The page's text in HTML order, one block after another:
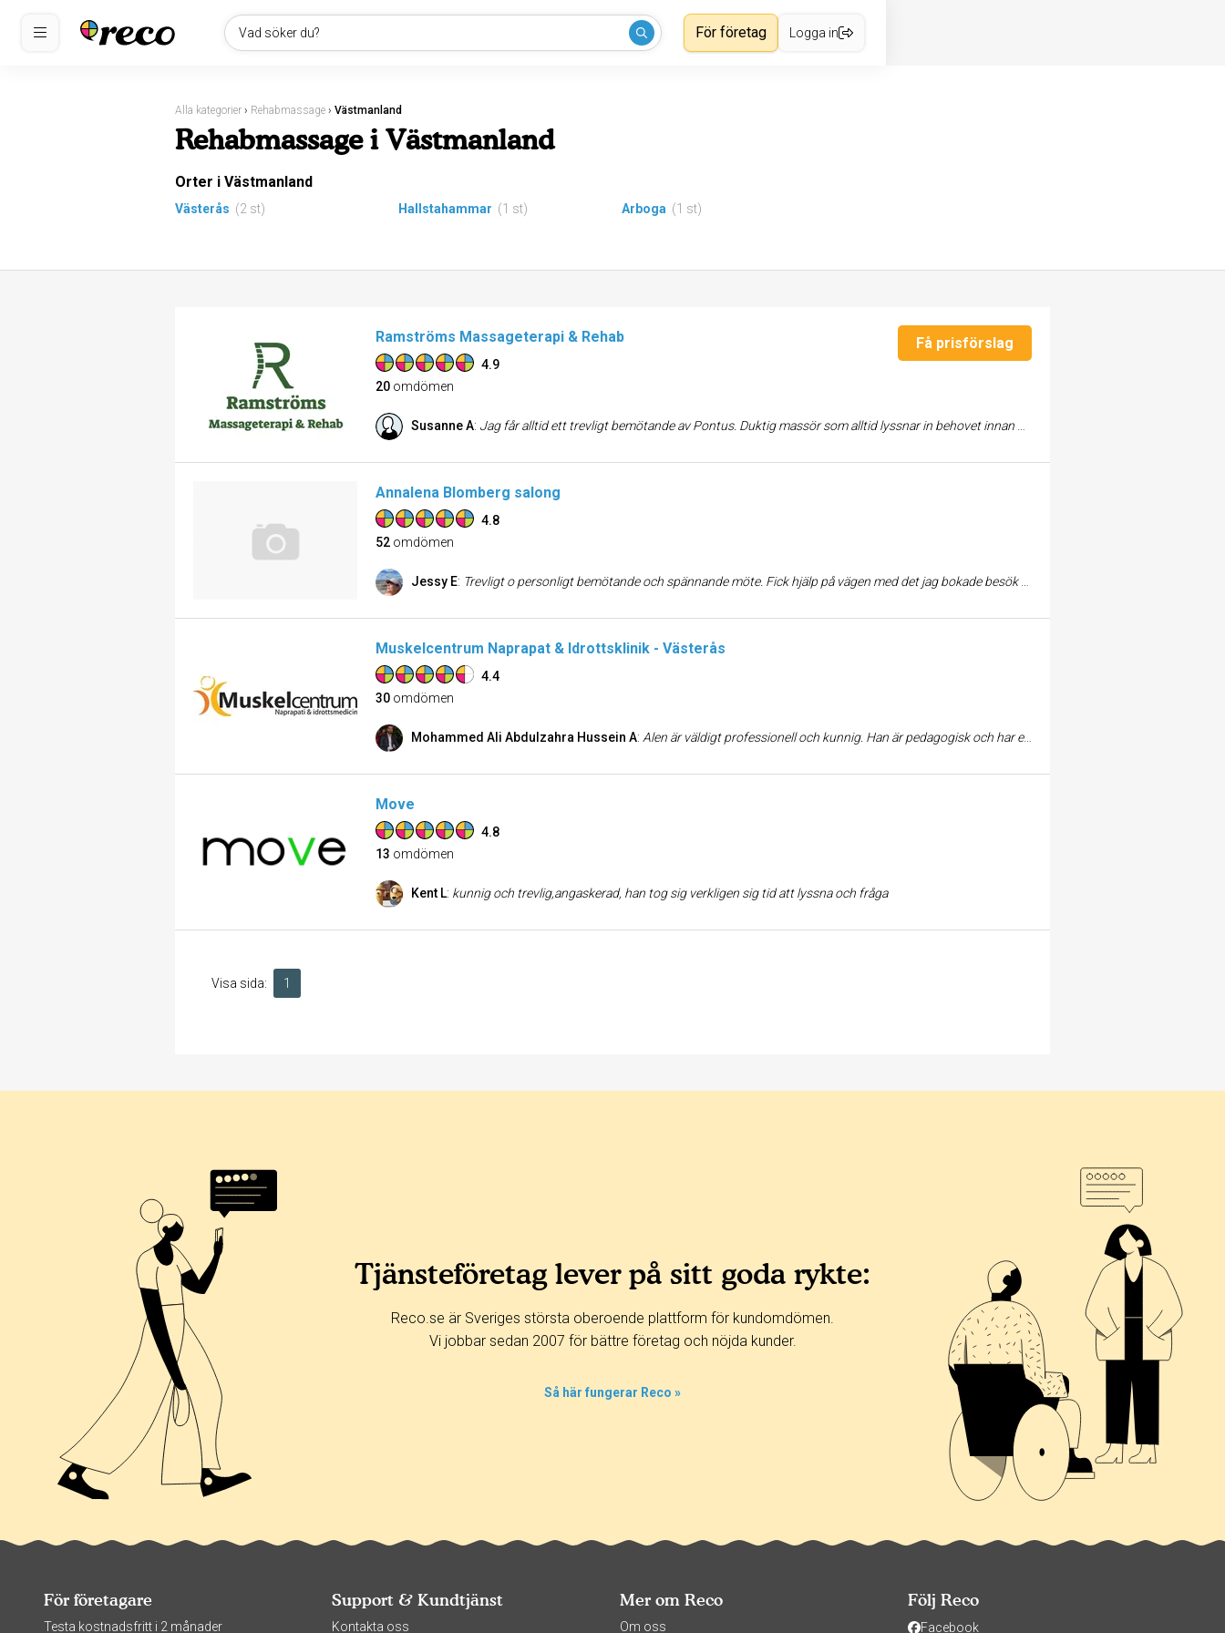
Vad söker du? För företag Logga in
Alla kategorier › Rehabmassage › Västmanland
Rehabmassage i Västmanland
Orter i Västmanland
Västerås (2 st) Hallstahammar (1 st) Arboga (1 st)
Ramströms Massageterapi & Rehab
4.9
20 omdömen
Få prisförslag
Susanne A: Jag får alltid ett trevligt bemötande av Pontus. Duktig massör som alltid lyssnar in behovet innan massage behandling påbörjas. Visar och ger goda råd hur jag kan träna för att stärka kroppen och undvika smärta i kroppen. Kan varmt rekommendera andra att besöka Pontus på Ramströms Massageterapi & Rehab.
Annalena Blomberg salong
4.8
52 omdömen
Jessy E: Trevligt o personligt bemötande och spännande möte. Fick hjälp på vägen med det jag bokade besök för.
Muskelcentrum Naprapat & Idrottsklinik - Västerås
4.4
30 omdömen
Mohammed Ali Abdulzahra Hussein A: Alen är väldigt professionell och kunnig. Han är pedagogisk och har en stor kunskap att lokalisera smärtan och behandla den på bästa sätt.
Move
4.8
13 omdömen
Kent L: kunnig och trevlig,angaskerad, han tog sig verkligen sig tid att lyssna och fråga
Visa sida: 1
Tjänsteföretag lever på sitt goda rykte:
Reco.se är Sveriges största oberoende plattform för kundomdömen.
Vi jobbar sedan 2007 för bättre företag och nöjda kunder.
Så här fungerar Reco »
För företagare
Testa kostnadsfritt i 2 månader
Support & Kundtjänst
Kontakta oss
Mer om Reco
Om oss
Följ Reco
Facebook